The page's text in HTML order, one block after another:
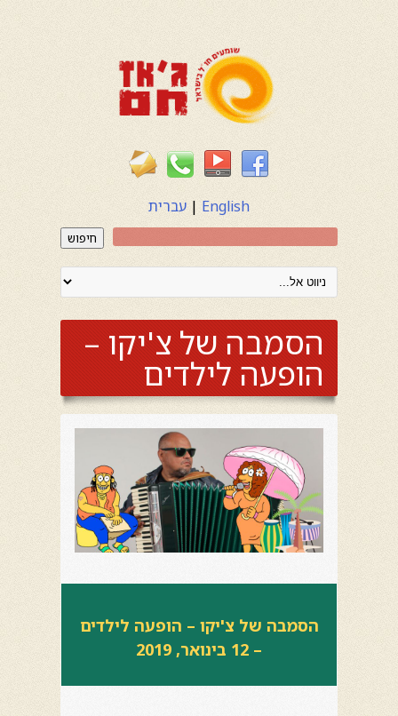
English
| עברית
חיפוש
הסמבה של צ'יקו –
הופעה לילדים
הסמבה של צ'יקו – הופעה לילדים
– 12 בינואר, 2019